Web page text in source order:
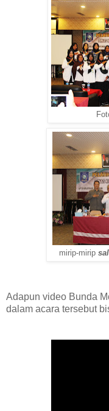
mirip-mirip
Adapun video Bunda
dalam acara tersebut